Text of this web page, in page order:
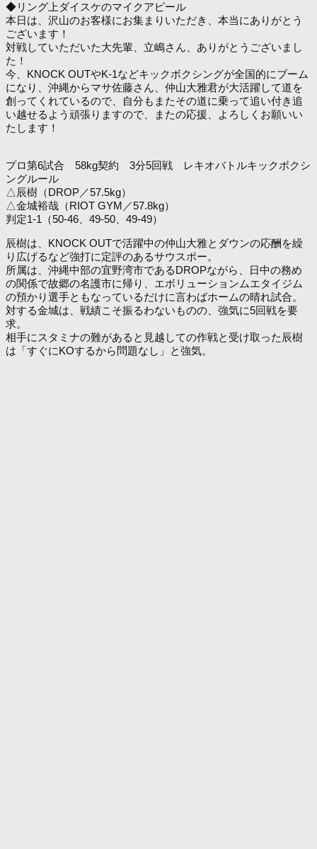
◆リング上ダイスケのマイクアピール
本日は、沢山のお客様にお集まりいただき、本当にありがとう
ございます！
対戦していただいた大先輩、立嶋さん、ありがとうございまし
た！
今、KNOCK OUTやK-1などキックボクシングが全国的にブーム
になり、沖縄からマサ佐藤さん、仲山大雅君が大活躍して道を
創ってくれているので、自分もまたその道に乗って追い付き追
い越せるよう頑張りますので、またの応援、よろしくお願いい
たします！
プロ第6試合 58kg契約 3分5回戦 レキオバトルキックボクシ
ングルール
△辰樹（DROP／57.5kg）
△金城裕哉（RIOT GYM／57.8kg）
判定1-1（50-46、49-50、49-49）
辰樹は、KNOCK OUTで活躍中の仲山大雅とダウンの応酬を繰
り広げるなど強打に定評のあるサウスポー。
所属は、沖縄中部の宜野湾市であるDROPながら、日中の務め
の関係で故郷の名護市に帰り、エボリューションムエタイジム
の預かり選手ともなっているだけに言わばホームの晴れ試合。
対する金城は、戦績こそ振るわないものの、強気に5回戦を要
求。
相手にスタミナの難があると見越しての作戦と受け取った辰樹
は「すぐにKOするから問題なし」と強気。